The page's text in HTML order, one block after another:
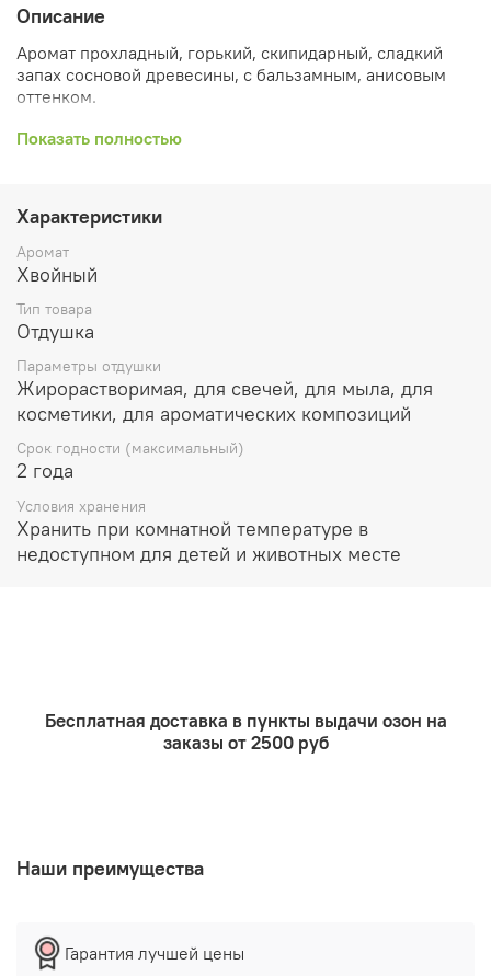
Описание
Аромат прохладный, горький, скипидарный, сладкий
запах сосновой древесины, с бальзамным, анисовым
оттенком.
В испарениях сладость постепенно возрастает; нижний
Растворимость: жирорастворим.
Рекомендуемый процент ввода:
Ароматичекие саше и благовония до 50%
Лосьоны и парфюмерия до 5%
Масла для ванны, мыло, гели до 5%
Очищающие продукты до 5%
Показать полностью
Характеристики
Аромат
Хвойный
Тип товара
Отдушка
Параметры отдушки
Жирорастворимая, для свечей, для мыла, для
косметики, для ароматических композиций
Срок годности (максимальный)
2 года
Условия хранения
Хранить при комнатной температуре в
недоступном для детей и животных месте
Бесплатная доставка в пункты выдачи озон на
заказы от 2500 руб
Наши преимущества
Гарантия лучшей цены